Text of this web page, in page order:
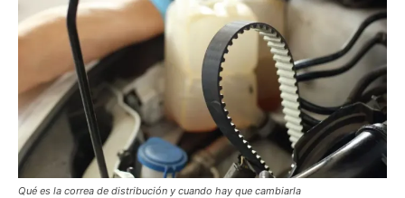
Qué es la correa de distribución y cuando hay que cambiarla